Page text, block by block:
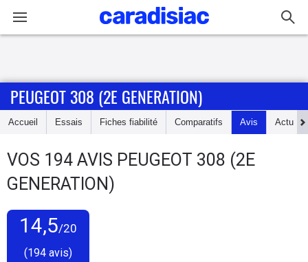
Accueil
Essais
d'achat
Electriques
PEUGEOT 308 (2E GENERATION)
Accueil Essais Fiches fiabilité Comparatifs Avis Actu
VOS 194 AVIS PEUGEOT 308 (2E
GENERATION)
14,5/20
(194 avis)